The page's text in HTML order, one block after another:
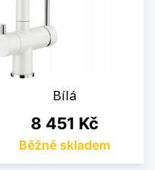
Bílá
Cena
8 451 Kč
Běžně skladem